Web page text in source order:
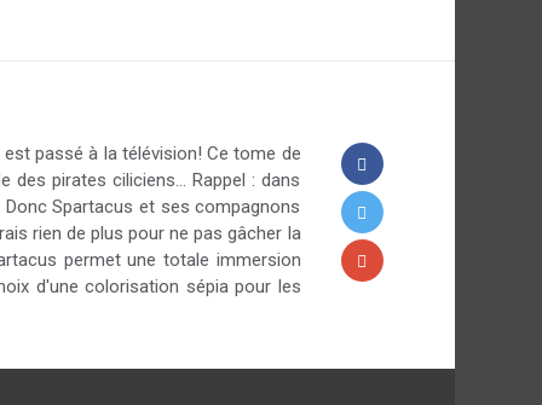
passé à la télévision! Ce tome de
des pirates ciliciens… Rappel : dans
Spartacus et ses compagnons
rien de plus pour ne pas gâcher la
permet une totale immersion
d'une colorisation sépia pour les